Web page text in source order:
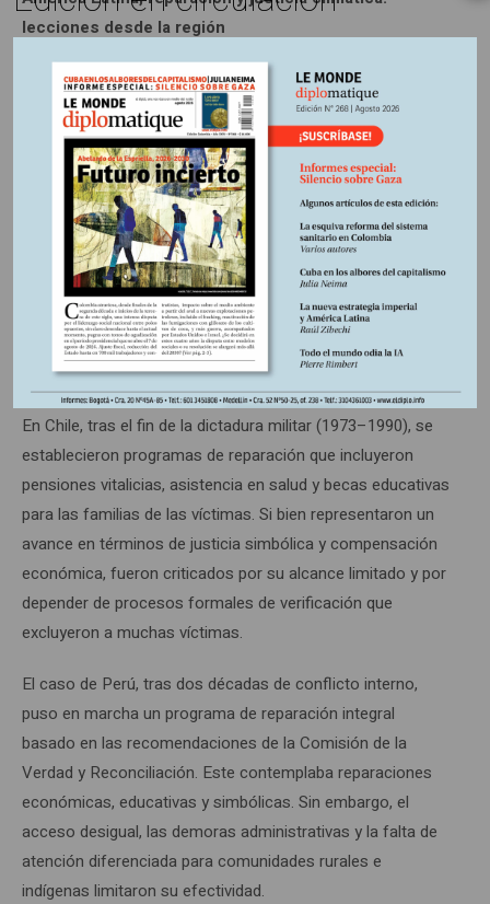
lecciones desde la región
Aunque el FRPD es un instrumento novedoso en el marco
del financiamiento climático internacional, no parte de un
terreno completamente inexplorado. América Latina cuenta
con una trayectoria relevante en materia de políticas de
reparación, implementadas en contextos de violencia
política, conflictos armados y violaciones a los derechos
humanos (5). Estas experiencias ofrecen lecciones
valiosas para el diseño y la implementación del FRPD, en
especial en lo relativo al reconocimiento de daños no
económicos, la participación comunitaria, y los
mecanismos de acceso equitativo.
En Chile, tras el fin de la dictadura militar (1973–1990), se
establecieron programas de reparación que incluyeron
pensiones vitalicias, asistencia en salud y becas educativas
para las familias de las víctimas. Si bien representaron un
avance en términos de justicia simbólica y compensación
económica, fueron criticados por su alcance limitado y por
depender de procesos formales de verificación que
excluyeron a muchas víctimas.
El caso de Perú, tras dos décadas de conflicto interno,
puso en marcha un programa de reparación integral
basado en las recomendaciones de la Comisión de la
Verdad y Reconciliación. Este contemplaba reparaciones
económicas, educativas y simbólicas. Sin embargo, el
acceso desigual, las demoras administrativas y la falta de
atención diferenciada para comunidades rurales e
indígenas limitaron su efectividad.